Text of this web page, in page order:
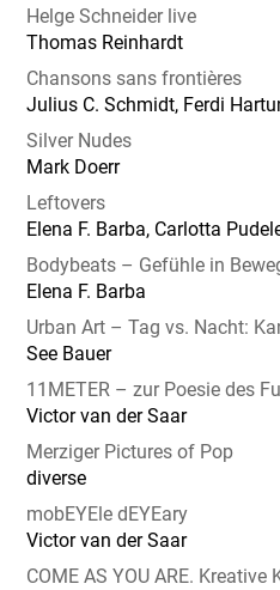
Helge Schneider live
Thomas Reinhardt
Chansons sans frontières
Julius C. Schmidt, Ferdi
Silver Nudes
Mark Doerr
Leftovers
Elena F. Barba, Carlotta
Bodybeats – Gefühle in
Elena F. Barba
Urban Art – Tag vs. Nacht:
See Bauer
11METER – zur Poesie des
Victor van der Saar
Merziger Pictures of Pop
diverse
mobEYEle dEYEary
Victor van der Saar
COME AS YOU ARE.